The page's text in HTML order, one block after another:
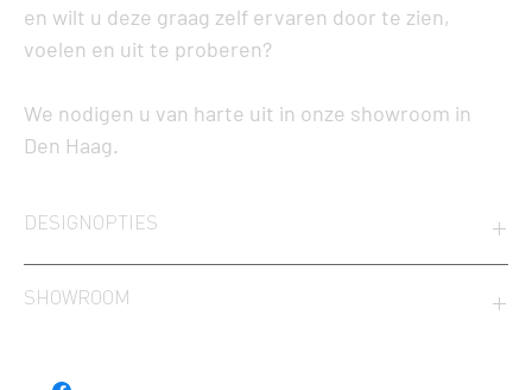
en wilt u deze graag zelf ervaren door te zien,
voelen en uit te proberen?
We nodigen u van harte uit in onze showroom in
Den Haag.
DESIGNOPTIES
zorgen ervoor dat er ook met open ogen steeds wat te genieten valt.
SHOWROOM